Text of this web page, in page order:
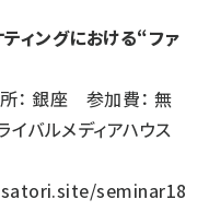
ィングにおける“ファ
： 銀座 参加費： 無
イバルメディアハウス
seminar18